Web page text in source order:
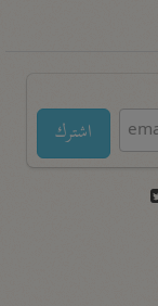
اشترك